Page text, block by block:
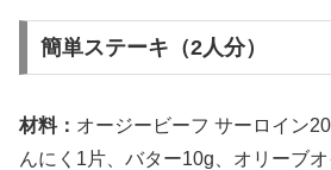
簡単ステーキ（2人分）
材料： オージービーフ サーロイン
んにく1片、バター10g、オリーブオ